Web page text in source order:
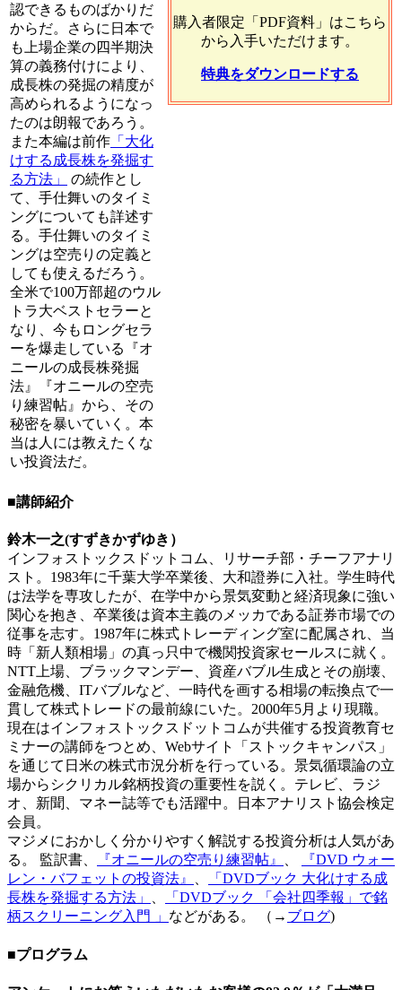
認できるものばかりだ
からだ。さらに日本で
も上場企業の四半期決
算の義務付けにより、
成長株の発掘の精度が
高められるようになっ
たのは朗報であろう。
また本編は前作 「大化
けする成長株を発掘す
る方法」
の続作とし
て、手仕舞いのタイミ
ングについても詳述す
る。手仕舞いのタイミ
ングは空売りの定義と
しても使えるだろう。
全米で100万部超のウル
トラ大ベストセラーと
なり、今もロングセラ
ーを爆走している『オ
ニールの成長株発掘
法』『オニールの空売
り練習帖』から、その
秘密を暴いていく。本
当は人には教えたくな
い投資法だ。
購入者限定「PDF資料」はこちら
から入手いただけます。
特典をダウンロードする
■講師紹介
鈴木一之(すずきかずゆき）
インフォストックスドットコム、リサーチ部・チーフアナリ
スト。1983年に千葉大学卒業後、大和證券に入社。学生時代
は法学を専攻したが、在学中から景気変動と経済現象に強い
関心を抱き、卒業後は資本主義のメッカである証券市場での
従事を志す。1987年に株式トレーディング室に配属され、当
時「新人類相場」の真っ只中で機関投資家セールスに就く。
NTT上場、ブラックマンデー、資産バブル生成とその崩壊、
金融危機、ITバブルなど、一時代を画する相場の転換点で一
貫して株式トレードの最前線にいた。2000年5月より現職。
現在はインフォストックスドットコムが共催する投資教育セ
ミナーの講師をつとめ、Webサイト「ストックキャンパス」
を通じて日米の株式市況分析を行っている。景気循環論の立
場からシクリカル銘柄投資の重要性を説く。テレビ、ラジ
オ、新聞、マネー誌等でも活躍中。日本アナリスト協会検定
会員。
マジメにおかしく分かりやすく解説する投資分析は人気があ
る。 監訳書、
『オニールの空売り練習帖』 、
『DVD ウォー
レン・バフェットの投資法』
、
「DVDブック 大化けする成
長株を発掘する方法」
、
「DVDブック 「会社四季報」で銘
柄スクリーニング入門 」 などがある。 （→ ブログ)
■プログラム